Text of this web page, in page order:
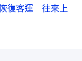
復客運 往來上